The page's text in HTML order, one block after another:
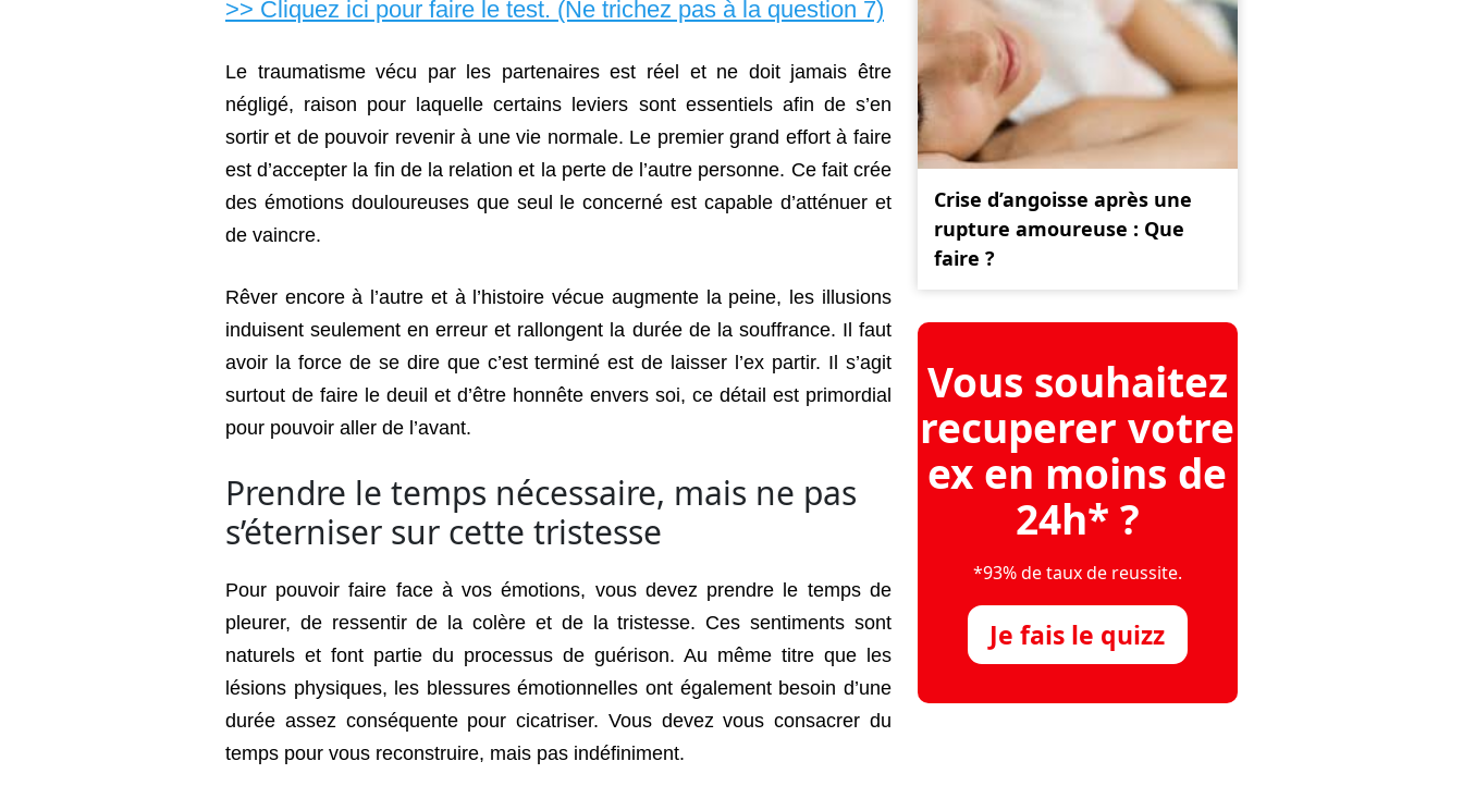
>> Cliquez ici pour faire le test. (Ne trichez pas à la question 7)
Le traumatisme vécu par les partenaires est réel et ne doit jamais être
négligé, raison pour laquelle certains leviers sont essentiels afin de s’en
sortir et de pouvoir revenir à une vie normale. Le premier grand effort à faire
est d’accepter la fin de la relation et la perte de l’autre personne. Ce fait crée
des émotions douloureuses que seul le concerné est capable d’atténuer et
de vaincre.
Rêver encore à l’autre et à l’histoire vécue augmente la peine, les illusions
induisent seulement en erreur et rallongent la durée de la souffrance. Il faut
avoir la force de se dire que c’est terminé est de laisser l’ex partir. Il s’agit
surtout de faire le deuil et d’être honnête envers soi, ce détail est primordial
pour pouvoir aller de l’avant.
Prendre le temps nécessaire, mais ne pas
s’éterniser sur cette tristesse
Pour pouvoir faire face à vos émotions, vous devez prendre le temps de
pleurer, de ressentir de la colère et de la tristesse. Ces sentiments sont
naturels et font partie du processus de guérison. Au même titre que les
lésions physiques, les blessures émotionnelles ont également besoin d’une
durée assez conséquente pour cicatriser. Vous devez vous consacrer du
temps pour vous reconstruire, mais pas indéfiniment.
Crise d’angoisse après une
rupture amoureuse : Que
faire ?
Vous souhaitez
recuperer votre
ex en moins de
24h* ?
*93% de taux de reussite.
Je fais le quizz